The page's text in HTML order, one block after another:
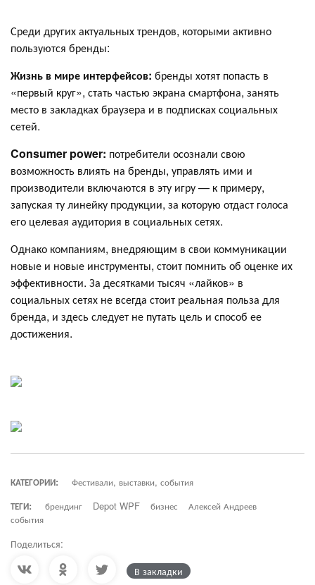
Среди других актуальных трендов, которыми активно
пользуются бренды:
Жизнь в мире интерфейсов: бренды хотят попасть в
«первый круг», стать частью экрана смартфона, занять
место в закладках браузера и в подписках социальных
сетей.
Consumer power: потребители осознали свою
возможность влиять на бренды, управлять ими и
производители включаются в эту игру — к примеру,
запуская ту линейку продукции, за которую отдаст голоса
его целевая аудитория в социальных сетях.
Однако компаниям, внедряющим в свои коммуникации
новые и новые инструменты, стоит помнить об оценке их
эффективности. За десятками тысяч «лайков» в
социальных сетях не всегда стоит реальная польза для
бренда, и здесь следует не путать цель и способ ее
достижения.
КАТЕГОРИИ:
Фестивали, выставки, события
ТЕГИ:
брендинг Depot WPF бизнес
Алексей Андреев
события
Поделиться:
В закладки